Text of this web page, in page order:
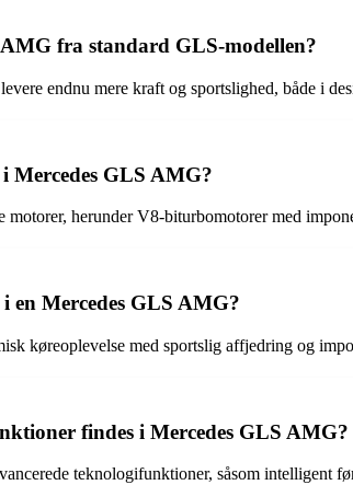
fra standard GLS-modellen?
endnu mere kraft og sportslighed, både i
Mercedes GLS AMG?
herunder V8-biturbomotorer med
en Mercedes GLS AMG?
køreoplevelse med sportslig affjedring og
findes i Mercedes GLS AMG?
teknologifunktioner, såsom intelligent